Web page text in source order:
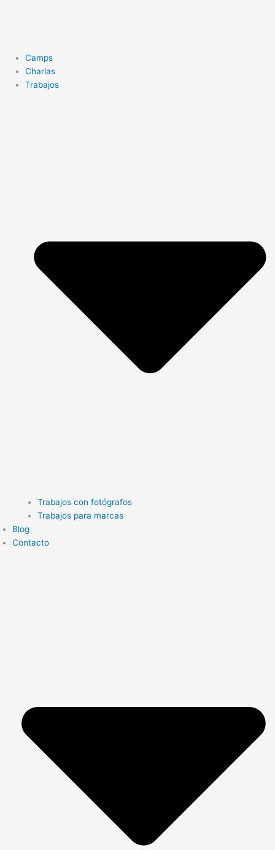
Camps
Charlas
Trabajos
Trabajos con fotógrafos
Trabajos para marcas
Blog
Contacto